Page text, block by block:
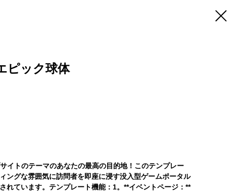
ピック球体
イトのテーマのあなたの最高の目的地！このテンプレー
ングな雰囲気に訪問者を即座に浸す没入型ゲームポータル
れています。テンプレート機能：1。**イベントページ：**